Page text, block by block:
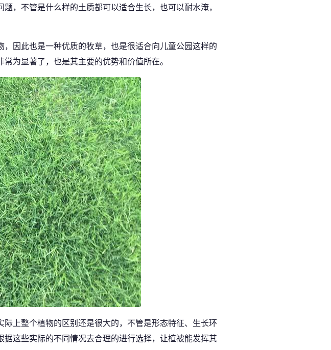
，不管是什么样的土质都可以适合生长，也可以耐水淹，
因此也是一种优质的牧草，也是很适合向儿童公园这样的
为显著了，也是其主要的优势和价值所在。
上整个植物的区别还是很大的，不管是形态特征、生长环
这些实际的不同情况去合理的进行选择，让植被能发挥其